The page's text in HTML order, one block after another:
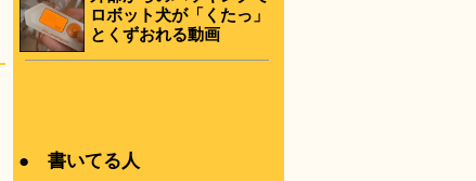
ロボット犬が「くたっ」
とくずおれる動画
● 書いてる人